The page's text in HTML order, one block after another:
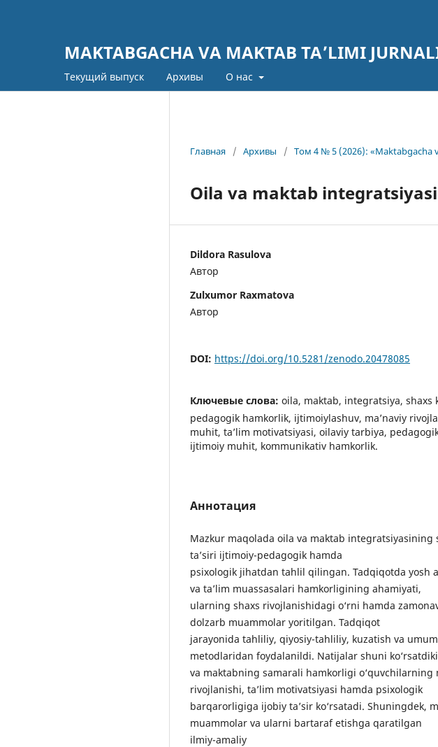
MAKTABGACHA VA MAKTAB TA’LIMI
Текущий выпуск Архивы О нас
Главная / Архивы / Том 4 № 5 (2026): «Maktabgacha
Oila va maktab
Dildorа Rаsulovа
Автор
Zulxumor Raxmatova
Автор
DOI: https://doi.org/10.5281/zenodo.20478085
Ключевые слова: oila, maktab, integratsiya, shaxs
pedagogik hamkorlik, ijtimoiylashuv, ma’naviy
muhit, ta’lim motivatsiyasi, oilaviy tarbiya,
ijtimoiy muhit, kommunikativ hamkorlik.
Аннотация
Mazkur maqolada oila va maktab integratsiyasining
ta’siri ijtimoiy-pedagogik hamda
psixologik jihatdan tahlil qilingan. Tadqiqotda yosh
va ta’lim muassasalari hamkorligining ahamiyati,
ularning shaxs rivojlanishidagi o‘rni hamda
dolzarb muammolar yoritilgan. Tadqiqot
jarayonida tahliliy, qiyosiy-tahliliy, kuzatish va
metodlaridan foydalanildi. Natijalar shuni
va maktabning samarali hamkorligi o‘quvchilarning
rivojlanishi, ta’lim motivatsiyasi hamda psixologik
barqarorligiga ijobiy ta’sir ko‘rsatadi. Shuningdek,
muammolar va ularni bartaraf etishga qaratilgan
ilmiy-amaliy